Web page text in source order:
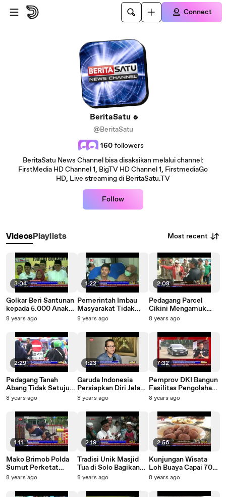
Skip to main content
Connect
BeritaSatu
@BeritaSatu
160 followers
BeritaSatu News Channel bisa disaksikan melalui channel:
FirstMedia HD Channel 1, BigTV HD Channel 1, FirstmediaGo
HD, Live streaming di BeritaSatu.TV
Follow
VideosPlaylists Most recent
3:04
Golkar Beri Santunan
kepada 5.000 Anak
Yatim di Depok
8 years ago
2:29
Pedagang Tanah
Abang Tidak Setuju
dengan Rencana
8 years ago
1:11
Mako Brimob Polda
Sumut Perketat
Penjagaan
8 years ago
1:22
Pemerintah Imbau
Masyarakat Tidak
Mudik dengan
8 years ago
1:23
Garuda Indonesia
Persiapkan Diri Jelang
Arus Mudik
8 years ago
2:19
Tradisi Unik Masjid
Tua di Solo Bagikan
Bubur Samin
8 years ago
2:08
Pedagang Parcel
Cikini Mengamuk
Saat Ditertibkan
8 years ago
7:32
Pemprov DKI Bangun
Fasilitas Pengolahan
Sampah
8 years ago
2:56
Kunjungan Wisata
Loh Buaya Capai 70
Persen
8 years ago